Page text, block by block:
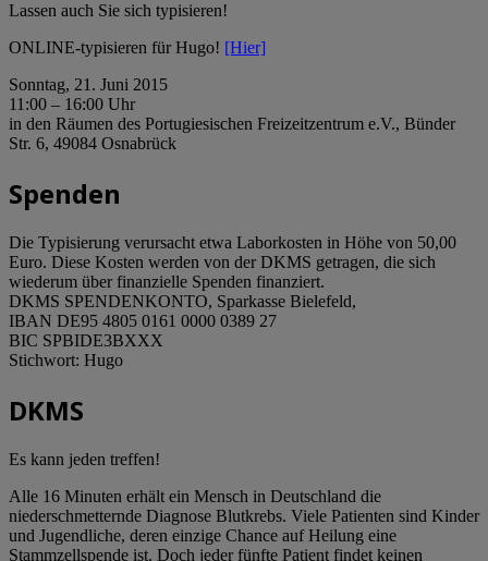
Lassen auch Sie sich typisieren!
ONLINE-typisieren für Hugo! [Hier]
Sonntag, 21. Juni 2015
11:00 – 16:00 Uhr
in den Räumen des Portugiesischen Freizeitzentrum e.V., Bünder
Str. 6, 49084 Osnabrück
Spenden
Die Typisierung verursacht etwa Laborkosten in Höhe von 50,00
Euro. Diese Kosten werden von der DKMS getragen, die sich
wiederum über finanzielle Spenden finanziert.
DKMS SPENDENKONTO, Sparkasse Bielefeld,
IBAN DE95 4805 0161 0000 0389 27
BIC SPBIDE3BXXX
Stichwort: Hugo
DKMS
Es kann jeden treffen!
Alle 16 Minuten erhält ein Mensch in Deutschland die
niederschmetternde Diagnose Blutkrebs. Viele Patienten sind Kinder
und Jugendliche, deren einzige Chance auf Heilung eine
Stammzellspende ist. Doch jeder fünfte Patient findet keinen